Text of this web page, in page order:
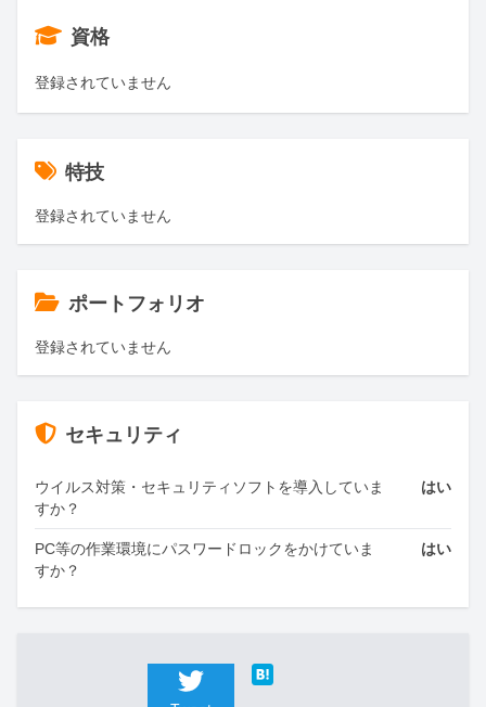
資格
登録されていません
特技
登録されていません
ポートフォリオ
登録されていません
セキュリティ
ウイルス対策・セキュリティソフトを導入していま
すか？
はい
PC等の作業環境にパスワードロックをかけていま
すか？
はい